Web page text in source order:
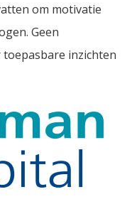
om motivatie
Geen
inzichten